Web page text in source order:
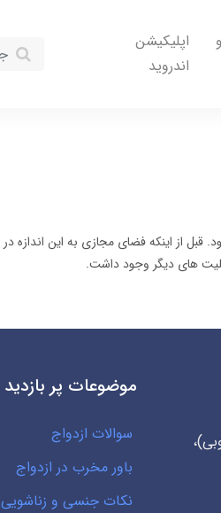
اپلیکیشن
اندروید
از اینکه فضای مجازی به این اندازه در
ملیت های دیگر وجود داشت.
موضوعات پر بازدید
سوالات ازدواج
باور مخرب در ازدواج
نکات جنسی و زناشویی